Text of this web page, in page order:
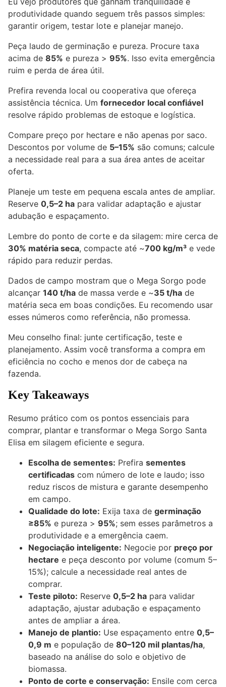
produtividade quando seguem três passos simples:
garantir origem, testar lote e planejar manejo.
Peça laudo de germinação e pureza. Procure taxa
acima de 85% e pureza > 95%. Isso evita emergência
ruim e perda de área útil.
Prefira revenda local ou cooperativa que ofereça
assistência técnica. Um fornecedor local confiável
resolve rápido problemas de estoque e logística.
Compare preço por hectare e não apenas por saco.
Descontos por volume de 5–15% são comuns; calcule
a necessidade real para a sua área antes de aceitar
oferta.
Planeje um teste em pequena escala antes de ampliar.
Reserve 0,5–2 ha para validar adaptação e ajustar
adubação e espaçamento.
Lembre do ponto de corte e da silagem: mire cerca de
30% matéria seca, compacte até ~700 kg/m³ e vede
rápido para reduzir perdas.
Dados de campo mostram que o Mega Sorgo pode
alcançar 140 t/ha de massa verde e ~35 t/ha de
matéria seca em boas condições. Eu recomendo usar
esses números como referência, não promessa.
Meu conselho final: junte certificação, teste e
planejamento. Assim você transforma a compra em
eficiência no cocho e menos dor de cabeça na
fazenda.
Key Takeaways
Resumo prático com os pontos essenciais para
comprar, plantar e transformar o Mega Sorgo Santa
Elisa em silagem eficiente e segura.
Escolha de sementes: Prefira sementes
certificadas com número de lote e laudo; isso
reduz riscos de mistura e garante desempenho
em campo.
Qualidade do lote: Exija taxa de germinação
≥85% e pureza > 95%; sem esses parâmetros a
produtividade e a emergência caem.
Negociação inteligente: Negocie por preço por
hectare e peça desconto por volume (comum 5–
15%); calcule a necessidade real antes de
comprar.
Teste piloto: Reserve 0,5–2 ha para validar
adaptação, ajustar adubação e espaçamento
antes de ampliar a área.
Manejo de plantio: Use espaçamento entre 0,5–
0,9 m e população de 80–120 mil plantas/ha,
baseado na análise do solo e objetivo de
biomassa.
Ponto de corte e conservação: Ensile com cerca